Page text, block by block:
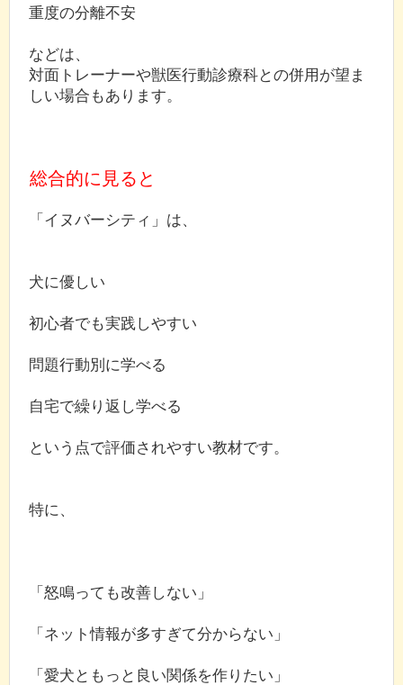
重度の分離不安
などは、
対面トレーナーや獣医行動診療科との併用が望ま
しい場合もあります。
総合的に見ると
「イヌバーシティ」は、
犬に優しい
初心者でも実践しやすい
問題行動別に学べる
自宅で繰り返し学べる
という点で評価されやすい教材です。
特に、
「怒鳴っても改善しない」
「ネット情報が多すぎて分からない」
「愛犬ともっと良い関係を作りたい」